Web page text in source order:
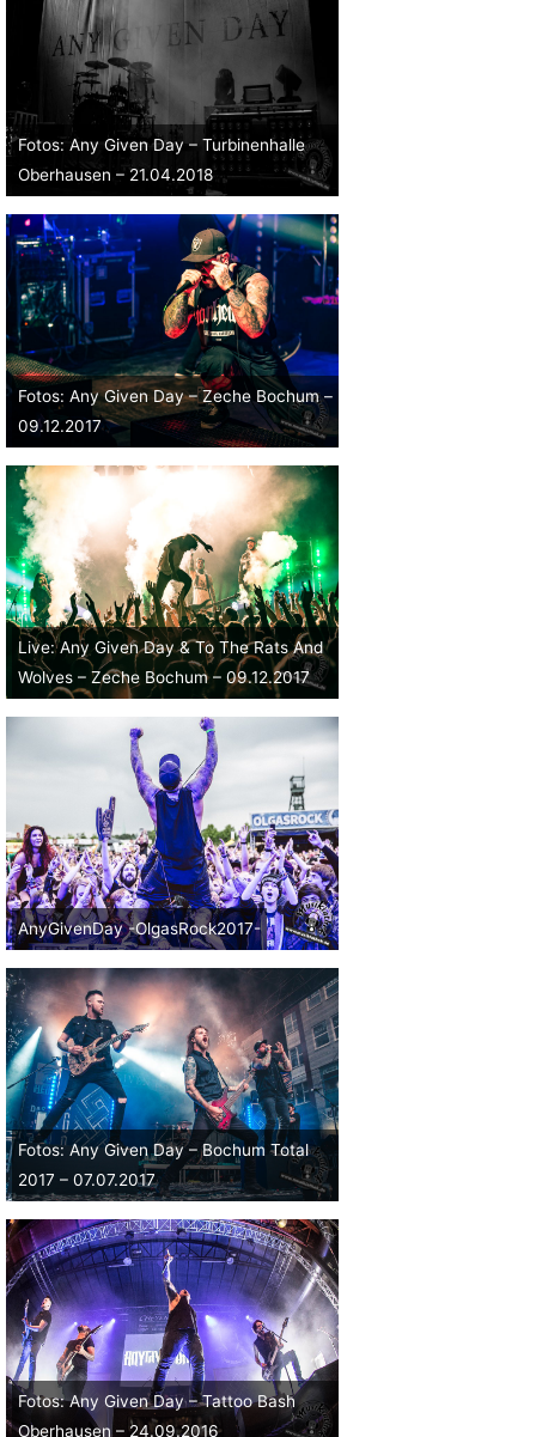
Fotos: Any Given Day – Turbinenhalle
Oberhausen – 21.04.2018
Fotos: Any Given Day – Zeche Bochum –
09.12.2017
Live: Any Given Day & To The Rats And
Wolves – Zeche Bochum – 09.12.2017
AnyGivenDay -OlgasRock2017-
Fotos: Any Given Day – Bochum Total
2017 – 07.07.2017
Fotos: Any Given Day – Tattoo Bash
Oberhausen – 24.09.2016